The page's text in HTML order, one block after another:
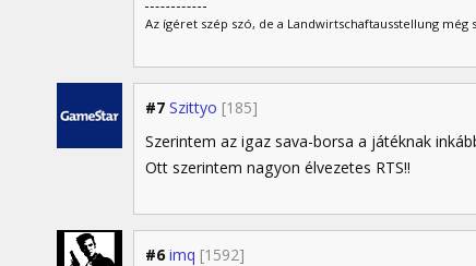
Az ígéret szép szó, de a Landwirtschaftausstellung még
#7 Szittyo [185]
Szerintem az igaz sava-borsa a játéknak
Ott szerintem nagyon élvezetes RTS!!
#6 imq [1592]